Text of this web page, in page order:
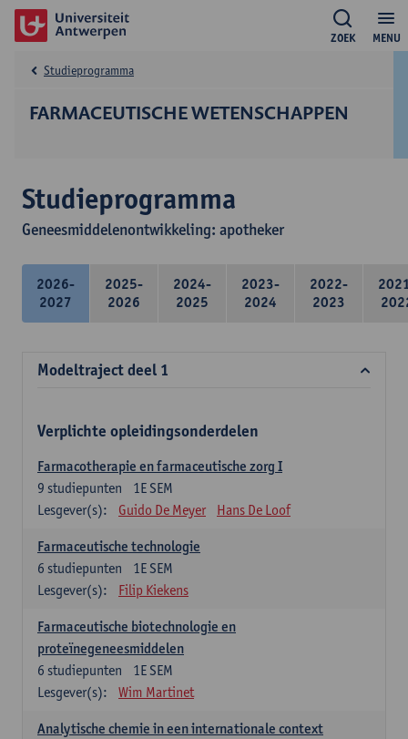
MENU
ZOEK
FARMACEUTISCHE WETENSCHAPPEN
Studieprogramma
Studieprogramma
Geneesmiddelenontwikkeling: apotheker
2026-
2027
2025-
2026
2024-
2025
2023-
2024
2022-
2023
Modeltraject deel 1
Verplichte opleidingsonderdelen
Farmacotherapie en farmaceutische zorg I
1E SEM
9 studiepunten
Lesgever(s):
Guido De Meyer Hans De Loof
Farmaceutische technologie
1E SEM
6 studiepunten
Lesgever(s):
Filip Kiekens
Farmaceutische biotechnologie en
proteïnegeneesmiddelen
1E SEM
6 studiepunten
Lesgever(s):
Wim Martinet
Analytische chemie in een internationale context